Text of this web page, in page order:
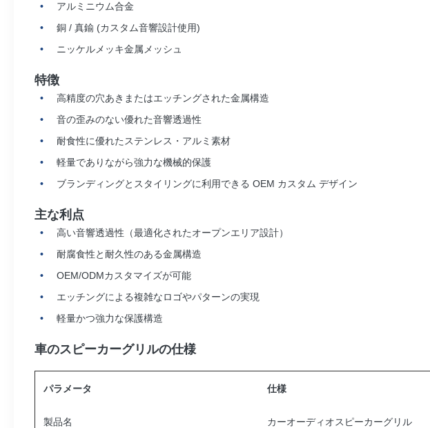
アルミニウム合金
銅 / 真鍮 (カスタム音響設計使用)
ニッケルメッキ金属メッシュ
特徴
高精度の穴あきまたはエッチングされた金属構造
音の歪みのない優れた音響透過性
耐食性に優れたステンレス・アルミ素材
軽量でありながら強力な機械的保護
ブランディングとスタイリングに利用できる OEM カスタム デザイン
主な利点
高い音響透過性（最適化されたオープンエリア設計）
耐腐食性と耐久性のある金属構造
OEM/ODMカスタマイズが可能
エッチングによる複雑なロゴやパターンの実現
軽量かつ強力な保護構造
車のスピーカーグリルの仕様
パラメータ 仕様
製品名 カーオーディオスピーカーグリル